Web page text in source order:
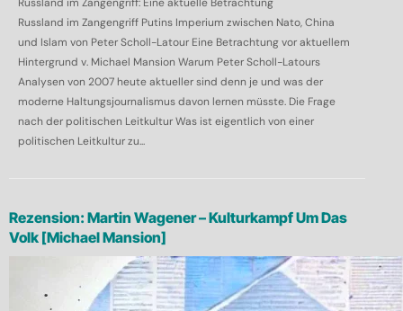
Russland im Zangengriff Putins Imperium zwischen Nato, China
und Islam von Peter Scholl-Latour Eine Betrachtung vor aktuellem
Hintergrund v. Michael Mansion Warum Peter Scholl-Latours
Analysen von 2007 heute aktueller sind denn je und was der
moderne Haltungsjournalismus davon lernen müsste. Die Frage
nach der politischen Leitkultur Was ist eigentlich von einer
politischen Leitkultur zu...
Rezension: Martin Wagener – Kulturkampf Um Das
Volk [Michael Mansion]